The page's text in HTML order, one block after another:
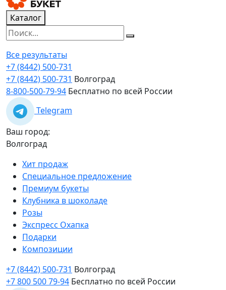
Каталог
Все результаты
+7 (8442) 500-731
+7 (8442) 500-731 Волгоград
8-800-500-79-94 Бесплатно по всей России
Telegram
Ваш город:
Волгоград
Хит продаж
Специальное предложение
Премиум букеты
Клубника в шоколаде
Розы
Экспресс Охапка
Подарки
Композиции
+7 (8442) 500-731 Волгоград
+7 800 500 79-94 Бесплатно по всей России